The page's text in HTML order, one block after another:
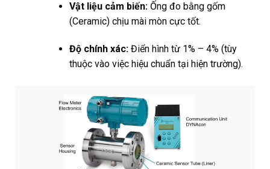
Vật liệu cảm biến:Ống đo bằng gốm
(Ceramic) chịu mài mòn cực tốt.
Độ chính xác:Điển hình từ 1% – 4% (tùy
thuộc vào việc hiệu chuẩn tại hiện trường).